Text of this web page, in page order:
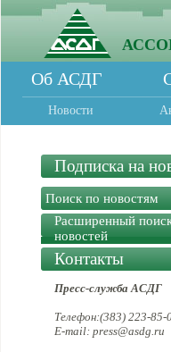
Об АСДГ
Новости
Подписка на
Расширенный
новостей
Контакты
Пресс-служба АСДГ
Телефон:(383) 223-85-
E-mail: press@asdg.ru